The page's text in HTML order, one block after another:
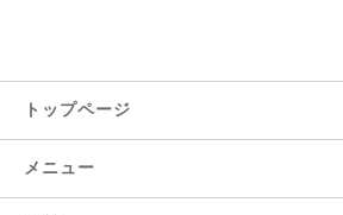
トップページ
メニュー